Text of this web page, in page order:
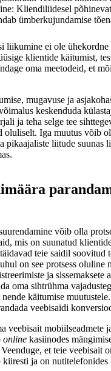
Kliendiliidesel
ümberkujundamise
liikumine ei ole ühekordne
klientide käitumist,
oma meetodeid, et
mugavuse ja
keskenduda
ja teha selge tee
oluliselt. Iga muutus võib
pikaajaliste liitude suunas
võib olla
mis on suunatud
teie saidil soovitud
on see protsess oluline
ja sissemaksete
oma sihtrühma
käitumise
veebisaidi
veebisait mobiilseadmete
online kasiinodes
et teie veebisait
kiiresti ja on nutitelefonides